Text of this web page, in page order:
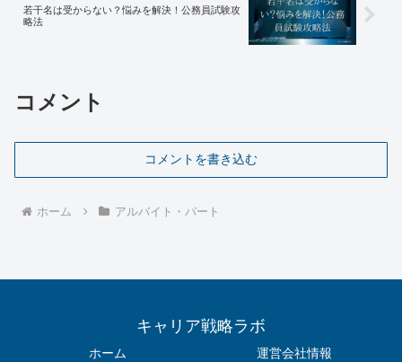
若干名は受からない？悩みを解決！公務員試験攻
略法
コメント
コメントを書き込む
ホーム アルバイト・パート
キャリア戦略ラボ
ホーム 運営会社情報